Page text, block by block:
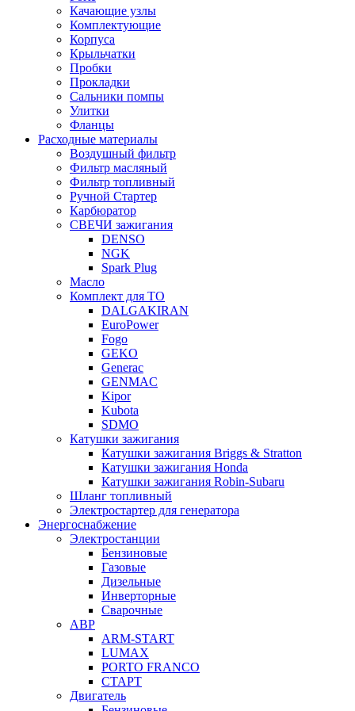
Качающие узлы
Комплектующие
Корпуса
Крыльчатки
Пробки
Прокладки
Сальники помпы
Улитки
Фланцы
Расходные материалы
Воздушный фильтр
Фильтр масляный
Фильтр топливный
Ручной Стартер
Карбюратор
СВЕЧИ зажигания
DENSO
NGK
Spark Plug
Масло
Комплект для ТО
DALGAKIRAN
EuroPower
Fogo
GEKO
Generac
GENMAC
Kipor
Kubota
SDMO
Катушки зажигания
Катушки зажигания Briggs & Stratton
Катушки зажигания Honda
Катушки зажигания Robin-Subaru
Шланг топливный
Электростартер для генератора
Энергоснабжение
Электростанции
Бензиновые
Газовые
Дизельные
Инверторные
Сварочные
АВР
ARM-START
LUMAX
PORTO FRANCO
СТАРТ
Двигатель